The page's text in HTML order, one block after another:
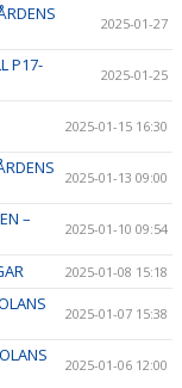
2025-01-27
P17-
2025-01-25
2025-01-15 16:30
2025-01-13 09:00
–
2025-01-10 09:54
2025-01-08 15:18
2025-01-07 15:38
2025-01-06 12:00